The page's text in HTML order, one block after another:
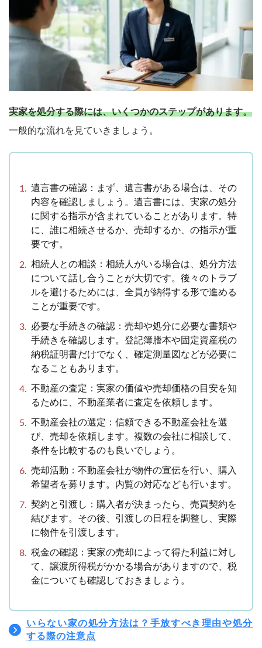
実家を処分する際には、いくつかのステップがあります。
一般的な流れを見ていきましょう。
遺言書の確認：まず、遺言書がある場合は、その
内容を確認しましょう。遺言書には、実家の処分
に関する指示が含まれていることがあります。特
に、誰に相続させるか、売却するか、の指示が重
要です。
相続人との相談：相続人がいる場合は、処分方法
について話し合うことが大切です。後々のトラブ
ルを避けるためには、全員が納得する形で進める
ことが重要です。
必要な手続きの確認：売却や処分に必要な書類や
手続きを確認します。登記簿謄本や固定資産税の
納税証明書だけでなく、確定測量図などが必要に
なることもあります。
不動産の査定：実家の価値や売却価格の目安を知
るために、不動産業者に査定を依頼します。
不動産会社の選定：信頼できる不動産会社を選
び、売却を依頼します。複数の会社に相談して、
条件を比較するのも良いでしょう。
売却活動：不動産会社が物件の宣伝を行い、購入
希望者を募ります。内覧の対応なども行います。
契約と引渡し：購入者が決まったら、売買契約を
結びます。その後、引渡しの日程を調整し、実際
に物件を引渡します。
税金の確認：実家の売却によって得た利益に対し
て、譲渡所得税がかかる場合がありますので、税
金についても確認しておきましょう。
いらない家の処分方法は？手放すべき理由や処分
する際の注意点